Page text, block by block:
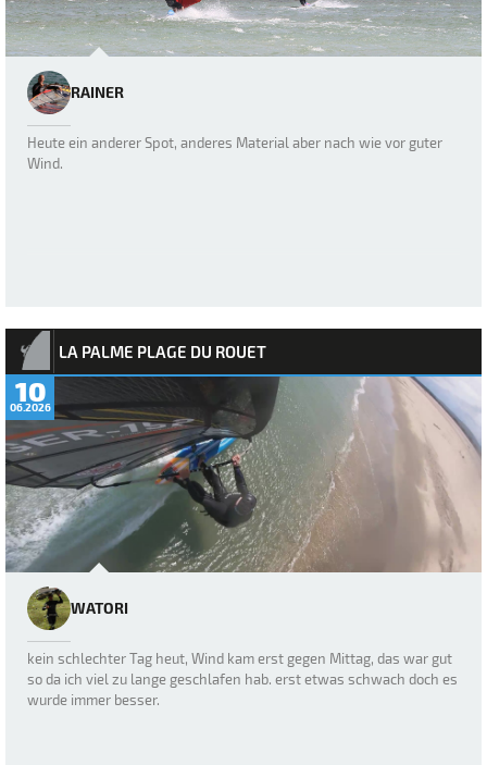
RAINER
Heute ein anderer Spot, anderes Material aber nach wie vor guter
Wind.
LA PALME PLAGE DU ROUET
10
06.2026
WATORI
kein schlechter Tag heut, Wind kam erst gegen Mittag, das war gut
so da ich viel zu lange geschlafen hab. erst etwas schwach doch es
wurde immer besser.